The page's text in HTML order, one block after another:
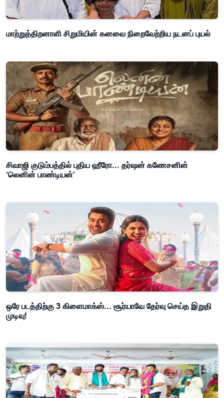
மாற்றுத்திறனாளி சிறுமியின் கனவை நிறைவேற்றிய நடனப் புயல்
சிவாஜி குடும்பத்தில் புதிய ஹீரோ... தர்ஷன் கணேசனின்
‘லெனின் பாண்டியன்’
ஒரே படத்திற்கு 3 கிளைமாக்ஸ்... சூர்யாவே தேர்வு செய்த இறுதி
முடிவு!